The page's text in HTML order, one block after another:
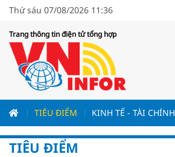
Thứ sáu 07/08/2026 11:36
Trang thông tin điện tử tổng hợp
TIÊU ĐIỂM KINH TẾ - TÀI CHÍNH
TIÊU ĐIỂM